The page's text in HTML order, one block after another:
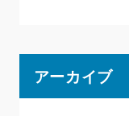
アーカイブ